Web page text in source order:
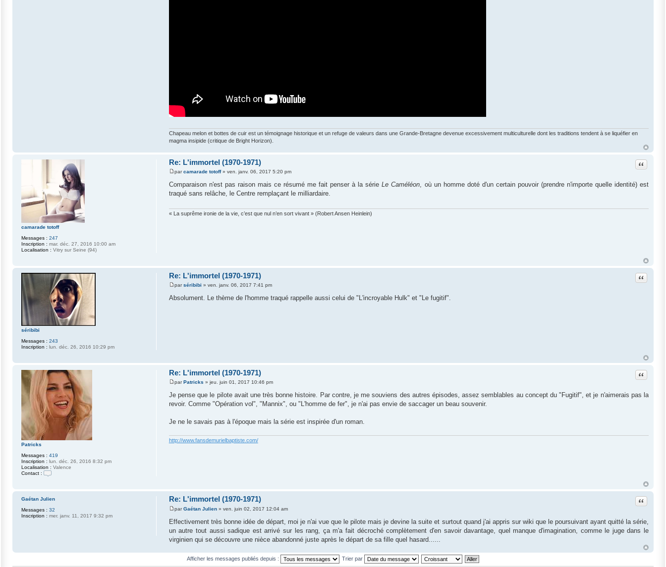
Chapeau melon et bottes de cuir est un témoignage historique et un refuge de valeurs dans une Grande-Bretagne devenue excessivement multiculturelle dont les traditions tendent à se liquéfier en
magma insipide (critique de Bright Horizon).
camarade totoff
Messages : 247
Inscription : mar. déc. 27, 2016 10:00 am
Localisation : Vitry sur Seine (94)
Re: L'immortel (1970-1971) Citation
M
e
s
s
e
parcamarade totoff» ven. janv. 06, 2017 5:20 pm
Comparaison n'est pas raison mais ce résumé me fait penser à la sérieLe Caméléon, où un homme doté d'un certain pouvoir (prendre n'importe quelle identité) est
traqué sans relâche, le Centre remplaçant le milliardaire.
« La suprême ironie de la vie, c’est que nul n’en sort vivant » (Robert Ansen Heinlein)
séribibi
Messages : 243
Inscription : lun. déc. 26, 2016 10:29 pm
Re: L'immortel (1970-1971) Citation
M
e
s
parséribibi » ven. janv. 06, 2017 7:41 pm
Absolument. Le thème de l'homme traqué rappelle aussi celui de "L'incroyable Hulk" et "Le fugitif".
Patricks
Messages : 419
Inscription : lun. déc. 26, 2016 8:32 pm
Localisation : Valence
Contact :
n
c
t
Re: L'immortel (1970-1971) Citation
M
e
s
s
e
parPatricks » jeu. juin 01, 2017 10:46 pm
Je pense que le pilote avait une très bonne histoire. Par contre, je me souviens des autres épisodes, assez semblables au concept du "Fugitif", et je n'aimerais pas la
revoir. Comme "Opération vol", "Mannix", ou "L'homme de fer", je n'ai pas envie de saccager un beau souvenir.
Je ne le savais pas à l'époque mais la série est inspirée d'un roman.
http://www.fansdemurielbaptiste.com/
Gaétan Julien
Messages : 32
Inscription : mer. janv. 11, 2017 9:32 pm
Re: L'immortel (1970-1971) Citation
M
e
s
s
g
parGaétan Julien» ven. juin 02, 2017 12:04 am
Effectivement très bonne idée de départ, moi je n'ai vue que le pilote mais je devine la suite et surtout quand j'ai appris sur wiki que le poursuivant ayant quitté la série,
un autre tout aussi sadique est arrivé sur les rang, ça m'a fait décroché complètement d'en savoir davantage, quel manque d'imagination, comme le juge dans le
virginien qui se découvre une nièce abandonné juste après le départ de sa fille quel hasard......
Afficher les messages publiés depuis : Trier par